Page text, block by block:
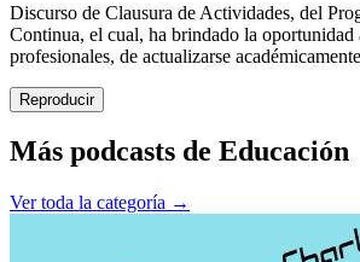
Discurso de Clausura de Actividades, del
Continua, el cual, ha brindado la oportunidad
profesionales, de actualizarse
Reproducir
Más podcasts de Educación
Ver toda la categoría →